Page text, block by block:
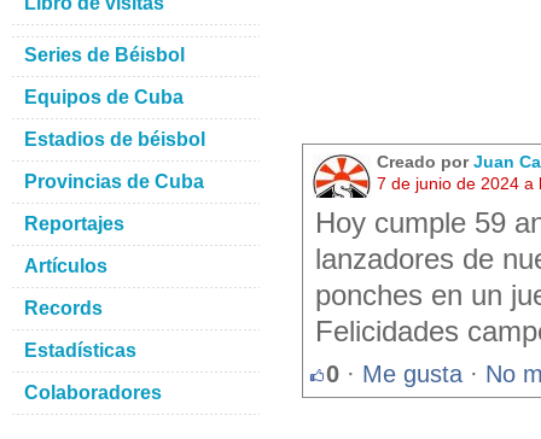
Creado porJuan
7 de junio de 2024 a
Hoy cumple 59
lanzadores de
ponches en un
Felicidades
0 · Me gusta · No
Series de Béisbol
Equipos de Cuba
Estadios de béisbol
Provincias de Cuba
Reportajes
Artículos
Records
Estadísticas
Colaboradores